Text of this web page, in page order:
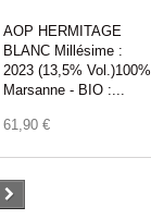
AOP HERMITAGE
BLANC Millésime :
2023 (13,5% Vol.)100%
Marsanne - BIO :...
61,90 €